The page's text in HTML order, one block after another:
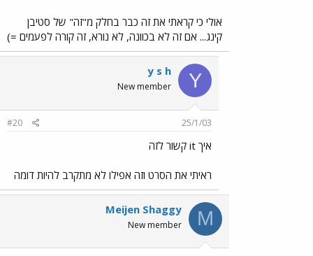
אולי כי קראתי את זה כבר בחלק מ"זה" של סטיבן
קינג... אם זה לא בכוונה, לא נורא, זה קורה לפעמים =)
Y
y s h
New member
25/1/03
#20
איך it קשור לזה
ראיתי את הסרט וזה אפילו לא מתקרב להיות דומה
M
Meijen Shaggy
New member